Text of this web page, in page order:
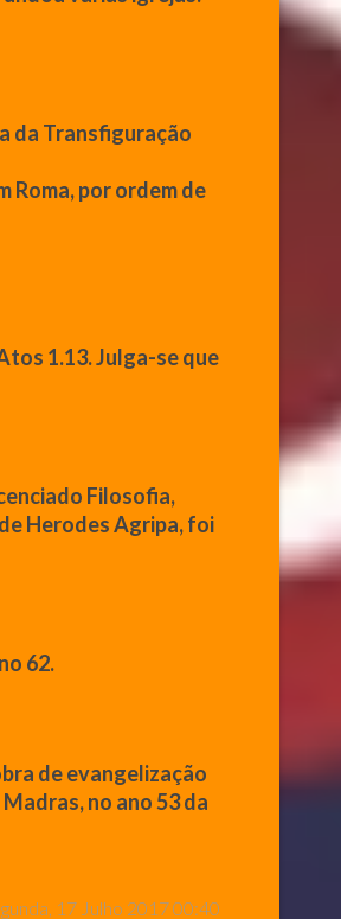
da Transfiguração
Roma, por ordem de
1.13. Julga-seque
Filosofia,
Herodes Agripa, foi
62.
de evangelização
no ano 53 da
17 Julho 2017 00:40